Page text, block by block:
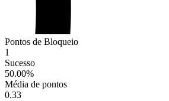
Pontos de Bloqueio
1
Sucesso
50.00%
Média de pontos
0.33